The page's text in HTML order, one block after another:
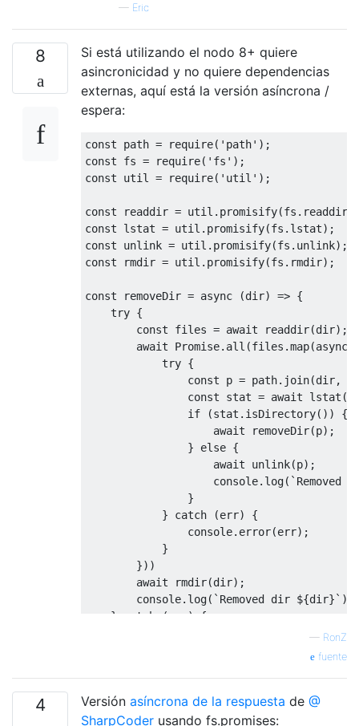
— Eric
8
Si está utilizando el nodo 8+ quiere
asincronicidad y no quiere dependencias
externas, aquí está la versión asíncrona /
espera:
const path = require( 'path' );
const fs = require( 'fs' );
const util = require( 'util' );
const readdir = util . promisify(fs . readdir
const lstat = util . promisify(fs . lstat);
const unlink = util . promisify(fs . unlink);
const rmdir = util . promisify(fs . rmdir);
const removeDir = async (dir) => {
try {
const files = await readdir(dir);
await
Promise. all (files .map(async
try {
const p = path. join(dir,
const stat = await lstat (
if
(stat . isDirectory())
{
await removeDir(p);
}
else {
await unlink(p);
                    console
. log(` Removed
}
}
catch (err)
{
                console
. error(err);
}
}))
await rmdir(dir);
        console
. log(` Removed dir ${dir}`);
}
catch ( )
{
— RonZ
fuente
4 Versión asíncrona de la respuesta de @
SharpCoder usando fs.promises: